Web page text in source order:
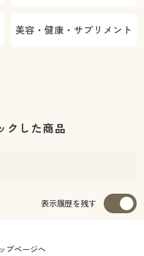
美容・健康・サプリメント
クした商品
表示履歴を残す
プページへ